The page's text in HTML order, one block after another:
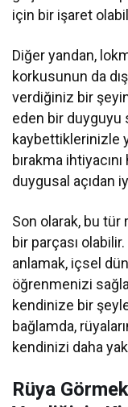
için bir işaret
Diğer yandan,
korkusunun da
verdiğiniz bir
eden bir duyguyu
kaybettiklerinizle
bırakma
duygusal açıdan
Son olarak, bu
bir parçası olabilir.
anlamak, içsel
öğrenmenizi
kendinize bir
bağlamda,
kendinizi daha
Rüya